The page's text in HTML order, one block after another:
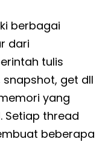
berbagai
dari
tulis
get dll
yang
Setiap thread
beberapa